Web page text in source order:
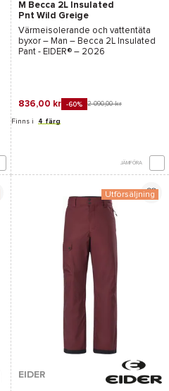
M Becca 2L Insulated
Pnt Wild Greige
Värmeisolerande och vattentäta
byxor – Man – Becca 2L Insulated
Pant - EIDER® – 2026
836,00 kr -60% 2 090,00 kr
Finns i 4 färg
JÄMFÖRA
Utförsäljning
EIDER